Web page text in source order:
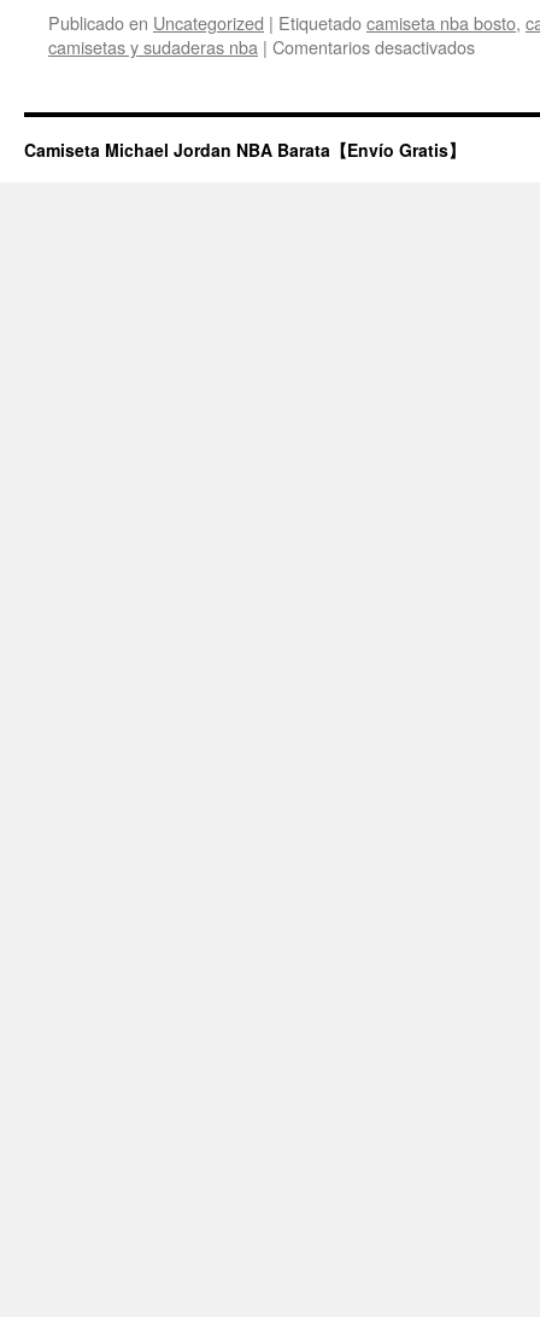
Publicado en Uncategorized | Etiquetadocamiseta nba bosto,
camisetas y sudaderas nba | Comentarios desactivadosen
michael
Camiseta Michael Jordan NBA Barata【Envío Gratis】